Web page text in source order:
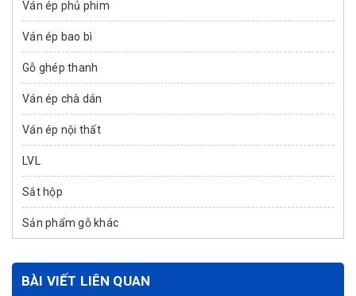
Ván ép phủ phim
Ván ép bao bì
Gỗ ghép thanh
Ván ép chà dán
Ván ép nội thất
LVL
Sắt hộp
Sản phẩm gỗ khác
BÀI VIẾT LIÊN QUAN